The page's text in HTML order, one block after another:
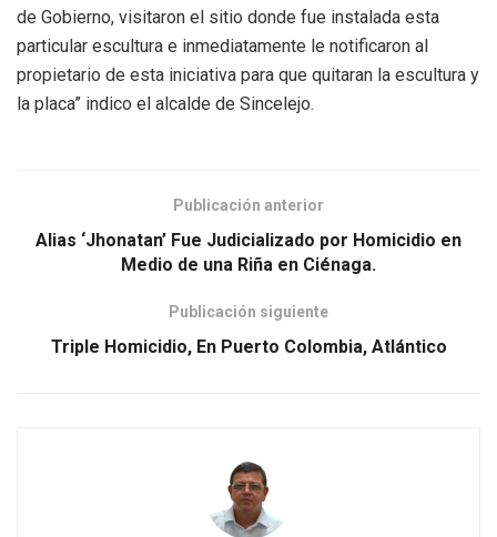
de Gobierno, visitaron el sitio donde fue instalada esta
particular escultura e inmediatamente le notificaron al
propietario de esta iniciativa para que quitaran la escultura y
la placa” indico el alcalde de Sincelejo.
Publicación anterior
Alias ‘Jhonatan’ Fue Judicializado por Homicidio en
Medio de una Riña en Ciénaga.
Publicación siguiente
Triple Homicidio, En Puerto Colombia, Atlántico